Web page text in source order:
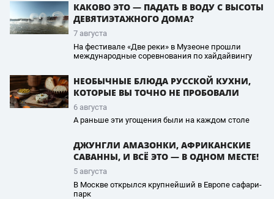
КАКОВО ЭТО — ПАДАТЬ В ВОДУ С ВЫСОТЫ
ДЕВЯТИЭТАЖНОГО ДОМА?
7 августа
На фестивале «Две реки» в Музеоне прошли
международные соревнования по хайдайвингу
НЕОБЫЧНЫЕ БЛЮДА РУССКОЙ КУХНИ,
КОТОРЫЕ ВЫ ТОЧНО НЕ ПРОБОВАЛИ
6 августа
А раньше эти угощения были на каждом столе
ДЖУНГЛИ АМАЗОНКИ, АФРИКАНСКИЕ
САВАННЫ, И ВСЁ ЭТО — В ОДНОМ МЕСТЕ!
5 августа
В Москве открылся крупнейший в Европе сафари-
парк